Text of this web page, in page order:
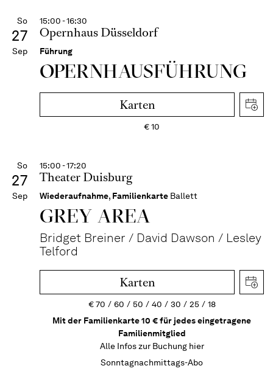
So
27
Sep
15:00 - 16:30
Opernhaus Düsseldorf
Führung
OPERN­HAUS­FÜH­RUNG
Karten
€10
So
27
Sep
15:00 - 17:20
Theater Duisburg
Wiederaufnahme, Familienkarte Ballett
GREY AREA
Bridget Breiner / David Dawson / Lesley
Telford
Karten
€70 60 50 40 30 25
18
Mit der Familienkarte 10 € für jedes eingetragene
Familienmitglied
Alle Infos zur Buchung hier
Sonntagnachmittags-Abo